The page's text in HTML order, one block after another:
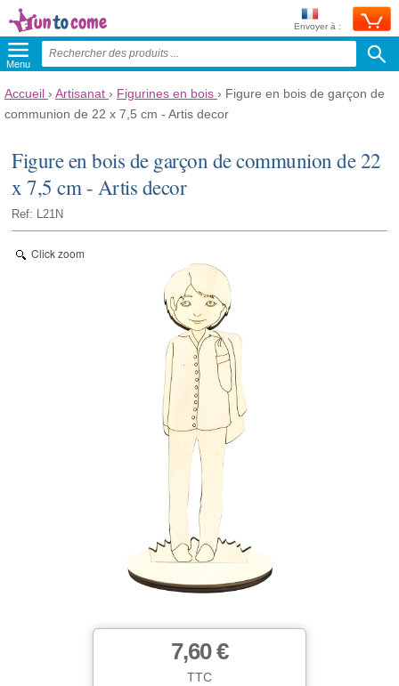
Envoyer à :
Menu
Accueil › Artisanat › Figurines en bois › Figure en bois de garçon de
communion de 22 x 7,5 cm - Artis decor
Figure en bois de garçon de communion de 22
x 7,5 cm - Artis decor
Ref: L21N
Click zoom
7,60 €
TTC